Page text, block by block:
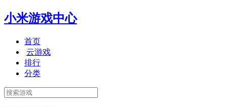
小米游戏中心
首页
云游戏
排行
分类